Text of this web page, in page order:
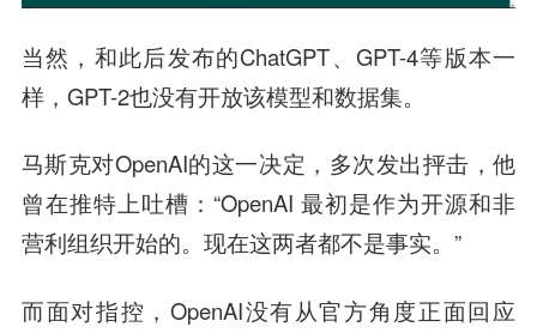
当然，和此后发布的ChatGPT、GPT-4等版本一
样，GPT-2也没有开放该模型和数据集。
马斯克对OpenAI的这一决定，多次发出抨击，他
曾在推特上吐槽：“OpenAI 最初是作为开源和非
营利组织开始的。现在这两者都不是事实。”
而面对指控，OpenAI没有从官方角度正面回应